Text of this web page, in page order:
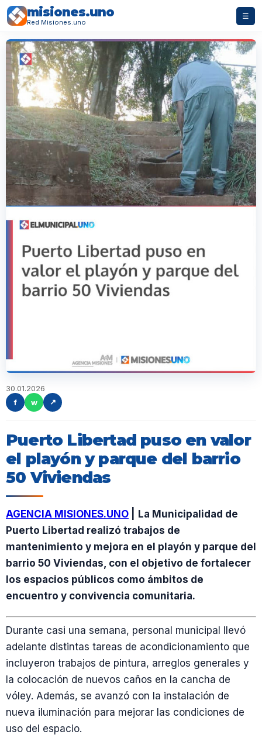
misiones.uno
Red Misiones.uno
☰
30.01.2026
f
w ↗
Puerto Libertad puso en valor
el playón y parque del barrio
50 Viviendas
AGENCIA MISIONES.UNO
La Municipalidad de
Puerto Libertad realizó trabajos de
mantenimiento y mejora en el playón y parque del
barrio 50 Viviendas, con el objetivo de fortalecer
los espacios públicos como ámbitos de
encuentro y convivencia comunitaria.
Durante casi una semana, personal municipal llevó
adelante distintas tareas de acondicionamiento que
incluyeron trabajos de pintura, arreglos generales y
la colocación de nuevos caños en la cancha de
vóley. Además, se avanzó con la instalación de
nueva iluminación para mejorar las condiciones de
uso del espacio.